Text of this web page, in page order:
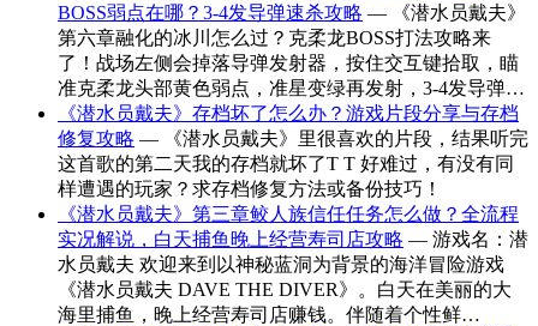
BOSS弱点在哪？3-4发导弹速杀攻略 — 《潜水员戴夫》
第六章融化的冰川怎么过？克柔龙BOSS打法攻略来
了！战场左侧会掉落导弹发射器，按住交互键拾取，瞄
准克柔龙头部黄色弱点，准星变绿再发射，3-4发导弹…
《潜水员戴夫》存档坏了怎么办？游戏片段分享与存档
修复攻略 — 《潜水员戴夫》里很喜欢的片段，结果听完
这首歌的第二天我的存档就坏了T T 好难过，有没有同
样遭遇的玩家？求存档修复方法或备份技巧！
《潜水员戴夫》第三章鲛人族信任任务怎么做？全流程
实况解说，白天捕鱼晚上经营寿司店攻略 — 游戏名：潜
水员戴夫 欢迎来到以神秘蓝洞为背景的海洋冒险游戏
《潜水员戴夫 DAVE THE DIVER》。白天在美丽的大
海里捕鱼，晚上经营寿司店赚钱。伴随着个性鲜…